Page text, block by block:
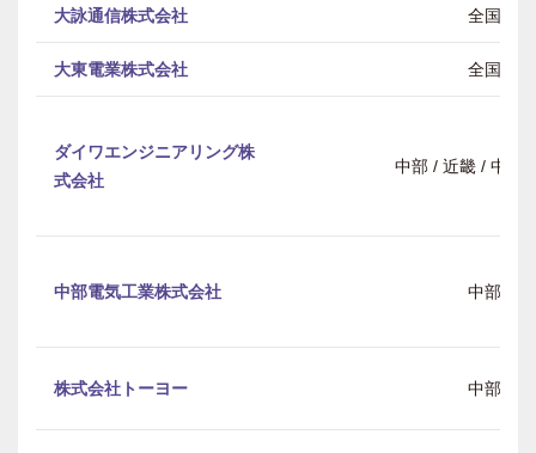
大詠通信株式会社 全国
大東電業株式会社 全国
ダイワエンジニアリング株
式会社
中部 / 近畿 / 中国
中部電気工業株式会社 中部
株式会社トーヨー 中部